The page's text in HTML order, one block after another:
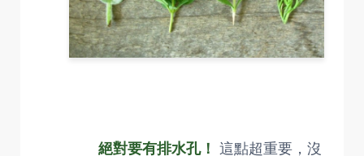
絕對要有排水孔！ 這點超重要，沒